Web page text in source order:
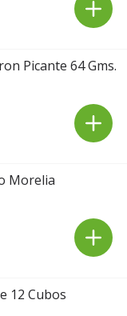
Picante 64 Gms.
Morelia
12 Cubos